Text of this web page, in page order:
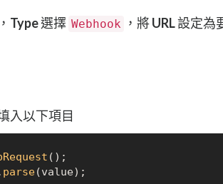
Type選擇 Webhook ，將URL設定為
入以下項目
parse(value);